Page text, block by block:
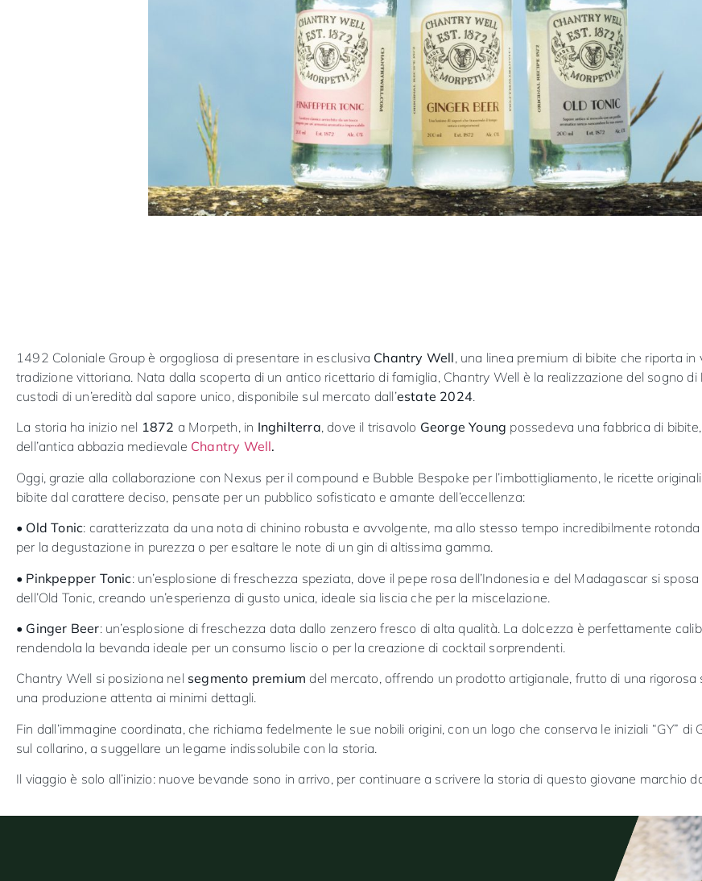
1492 Coloniale Group è orgogliosa di presentare in esclusiva Chantry Well, una linea premium di bibite che riporta
tradizione vittoriana. Nata dalla scoperta di un antico ricettario di famiglia, Chantry Well è la realizzazione del sogno di
custodi di un’eredità dal sapore unico, disponibile sul mercato dall’estate 2024.
La storia ha inizio nel 1872 a Morpeth, in Inghilterra, dove il trisavolo George Young possedeva una fabbrica di
dell’antica abbazia medievale Chantry Well.
Oggi, grazie alla collaborazione con Nexus per il compound e Bubble Bespoke per l’imbottigliamento, le ricette
bibite dal carattere deciso, pensate per un pubblico sofisticato e amante dell’eccellenza:
• Old Tonic: caratterizzata da una nota di chinino robusta e avvolgente, ma allo stesso tempo incredibilmente
per la degustazione in purezza o per esaltare le note di un gin di altissima gamma.
• Pinkpepper Tonic: un’esplosione di freschezza speziata, dove il pepe rosa dell’Indonesia e del Madagascar si
dell’Old Tonic, creando un’esperienza di gusto unica, ideale sia liscia che per la miscelazione.
• Ginger Beer: un’esplosione di freschezza data dallo zenzero fresco di alta qualità. La dolcezza è perfettamente
rendendola la bevanda ideale per un consumo liscio o per la creazione di cocktail sorprendenti.
Chantry Well si posiziona nel segmento premium del mercato, offrendo un prodotto artigianale, frutto di una
una produzione attenta ai minimi dettagli.
Fin dall’immagine coordinata, che richiama fedelmente le sue nobili origini, con un logo che conserva le iniziali “GY” di
sul collarino, a suggellare un legame indissolubile con la storia.
Il viaggio è solo all’inizio: nuove bevande sono in arrivo, per continuare a scrivere la storia di questo giovane marchio